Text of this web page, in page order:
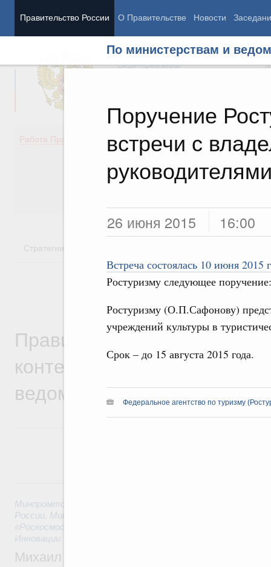
Правительство России О Правительстве Новости
По министерствам и
Поручение
встречи с
26 июня 2015 16:00
Встреча состоялась 10 июня 2015
Ростуризму следующее поручение:
Ростуризму (О.П.Сафонову)
учреждений культуры в
Срок – до 15 августа 2015 года.
Федеральное агентство по туризму
Председатель Правительства
Вице-премьеры
Работа Правительства
Демография
Здоровье
Культура
Стратегии
Правительственная
контексте работы
ведомств
Минпромторг России
России Минсельхоз России
«Роскосмос»
Инновации
Михаил Мишустин дал поручения по